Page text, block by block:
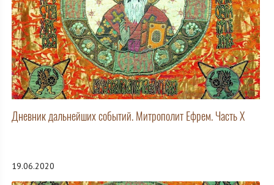
Дневник дальнейших событий. Митрополит Ефрем. Часть X
19.06.2020